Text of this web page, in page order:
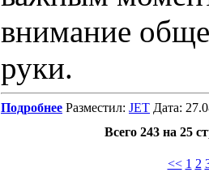
внимание
руки.
Подробнее Разместил: JET Дата:
Всего 243 на 25
<< 1 2